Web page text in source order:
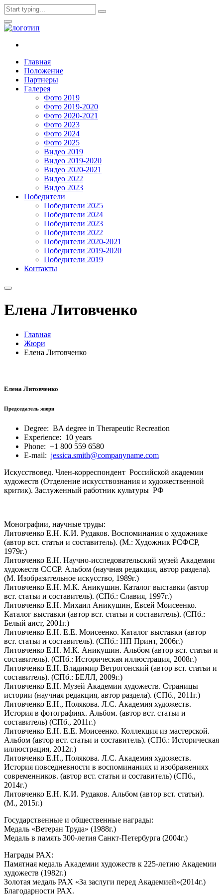
Главная
Положение
Партнеры
Галерея
Фото 2019
Фото 2019-2020
Фото 2020-2021
Фото 2023
Фото 2024
Фото 2025
Видео 2019
Видео 2019-2020
Видео 2020-2021
Видео 2022
Видео 2023
Победители
Победители 2025
Победители 2024
Победители 2023
Победители 2022
Победители 2020-2021
Победители 2019-2020
Победители 2019
Контакты
Елена Литовченко
Главная
Жюри
Елена Литовченко
Елена Литовченко
Председатель жюри
Degree: BA degree in Therapeutic Recreation
Experience: 10 years
Phone: +1 800 559 6580
E-mail: jessica.smith@companyname.com
Искусствовед. Член-корреспондент Российской академии
художеств (Отделение искусствознания и художественной
критик). Заслуженный работник культуры РФ
Монографии, научные труды:
Литовченко Е.Н. К.И. Рудаков. Воспоминания о художнике
(автор вст. статьи и составитель). (М.: Художник РСФСР,
1979г.)
Литовченко Е.Н. Научно-исследовательский музей Академии
художеств СССР. Альбом (научная редакция, автор раздела).
(М. Изобразительное искусство, 1989г.)
Литовченко Е.Н. М.К. Аникушин. Каталог выставки (автор
вст. статьи и составитель). (СПб.: Славия, 1997г.)
Литовченко Е.Н. Михаил Аникушин, Евсей Моисеенко.
Каталог выставки (автор вст. статьи и составитель). (СПб.:
Белый аист, 2001г.)
Литовченко Е.Н. Е.Е. Моисеенко. Каталог выставки (автор
вст. статьи и составитель). (СПб.: НП Принт, 2006г.)
Литовченко Е.Н. М.К. Аникушин. Альбом (автор вст. статьи и
составитель). (СПб.: Историческая иллюстрация, 2008г.)
Литовченко Е.Н. Владимир Ветрогонский (автор вст. статьи и
составитель). (СПб.: БЕЛЛ, 2009г.)
Литовченко Е.Н. Музей Академии художеств. Страницы
истории (научная редакция, автор раздела). (СПб., 2011г.)
Литовченко Е.Н., Полякова. Л.С. Академия художеств.
История в фотографиях. Альбом. (автор вст. статьи и
составитель) (СПб., 2011г.)
Литовченко Е.Н. Е.Е. Моисеенко. Коллекция из мастерской.
Альбом (автор вст. статьи и составитель). (СПб.: Историческая
иллюстрация, 2012г.)
Литовченко Е.Н., Полякова. Л.С. Академия художеств.
История повседневности в воспоминаниях и изображениях
современников. (автор вст. статьи и составитель) (СПб.,
2014г.)
Литовченко Е.Н. К.И. Рудаков. Альбом (автор вст. статьи).
(М., 2015г.)
Государственные и общественные награды:
Медаль «Ветеран Труда» (1988г.)
Медаль в память 300-летия Санкт-Петербурга (2004г.)
Награды РАХ:
Памятная медаль Академии художеств к 225-летию Академии
художеств (1982г.)
Золотая медаль РАХ «За заслуги перед Академией»(2014г.)
Благодарности РАХ.